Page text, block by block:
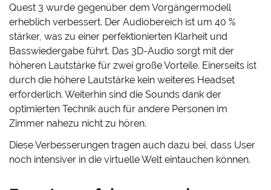
Quest 3 wurde gegenüber dem Vorgängermodell
erheblich verbessert. Der Audiobereich ist um 40 %
stärker, was zu einer perfektionierten Klarheit und
Basswiedergabe führt. Das 3D-Audio sorgt mit der
höheren Lautstärke für zwei große Vorteile. Einerseits ist
durch die höhere Lautstärke kein weiteres Headset
erforderlich. Weiterhin sind die Sounds dank der
optimierten Technik auch für andere Personen im
Zimmer nahezu nicht zu hören.
Diese Verbesserungen tragen auch dazu bei, dass User
noch intensiver in die virtuelle Welt eintauchen können.